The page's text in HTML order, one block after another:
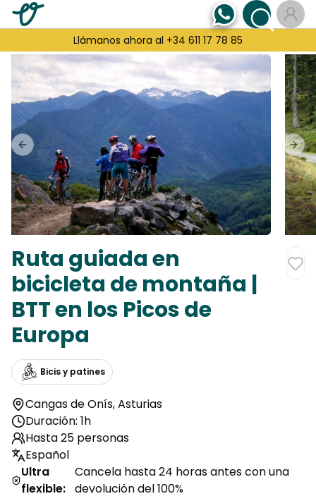
Llámanos ahora al +34 611 17 78 85
Previous slide
Ruta guiada en
bicicleta de montaña |
BTT en los Picos de
Europa
Bicis y patines
Cangas de Onís,Asturias
Duración: 1h
Hasta 25 personas
Español
Ultra
flexible:
Cancela hasta 24 horas antes con una
devolución del 100%